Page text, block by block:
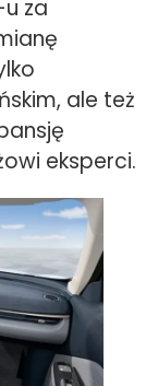
za
ale też
eksperci.